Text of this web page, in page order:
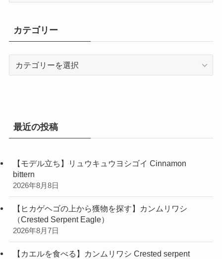
ブ
カテゴリー
最近の投稿
【モデル立ち】リュウキュウヨシゴイ Cinnamon
bittern
2026年8月8日
【ヒカゲヘゴの上から獲物を探す】カンムリワシ
（Crested Serpent Eagle）
2026年8月7日
【カエルを食べる】カンムリワシ Crested serpent